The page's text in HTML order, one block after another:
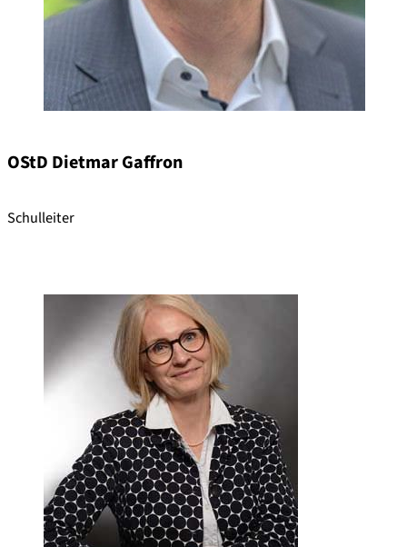
OStD Dietmar Gaffron
Schulleiter